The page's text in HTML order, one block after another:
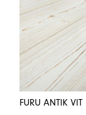
FURU ANTIK VIT